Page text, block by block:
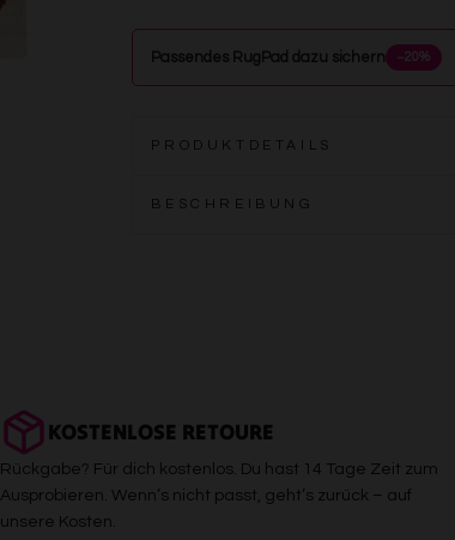
Passendes RugPad dazu sichern −20%
PRODUKTDETAILS
BESCHREIBUNG
KOSTENLOSE RETOURE
Rückgabe? Für dich kostenlos. Du hast 14 Tage Zeit zum
Ausprobieren. Wenn’s nicht passt, geht’s zurück – auf
unsere Kosten.